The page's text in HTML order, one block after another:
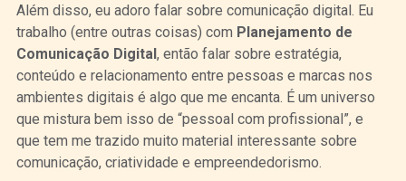
Além disso, eu adoro falar sobre comunicação digital. Eu
trabalho (entre outras coisas) com Planejamento de
Comunicação Digital, então falar sobre estratégia,
conteúdo e relacionamento entre pessoas e marcas nos
ambientes digitais é algo que me encanta. É um universo
que mistura bem isso de “pessoal com profissional”, e
que tem me trazido muito material interessante sobre
comunicação, criatividade e empreendedorismo.